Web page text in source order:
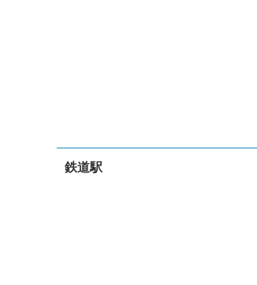
鉄道駅